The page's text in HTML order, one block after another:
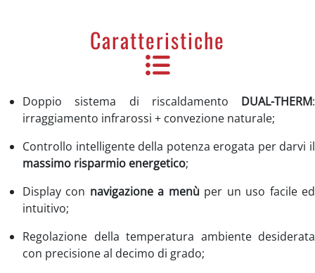
Caratteristiche
Doppio sistema di riscaldamento DUAL-THERM:
irraggiamento infrarossi + convezione naturale;
Controllo intelligente della potenza erogata per darvi il
massimo risparmio energetico;
Display con navigazione a menù per un uso facile ed
intuitivo;
Regolazione della temperatura ambiente desiderata
con precisione al decimo di grado;